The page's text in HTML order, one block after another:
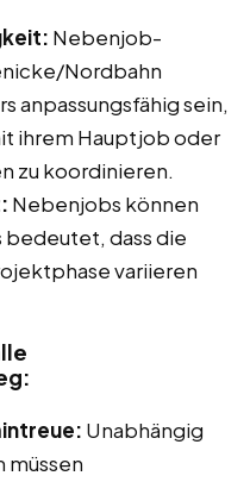
Nebenjob-
Nordbahn
anpassungsfähig sein,
ihrem Hauptjob oder
zu koordinieren.
Nebenjobs können
dass die
variieren
Unabhängig
müssen